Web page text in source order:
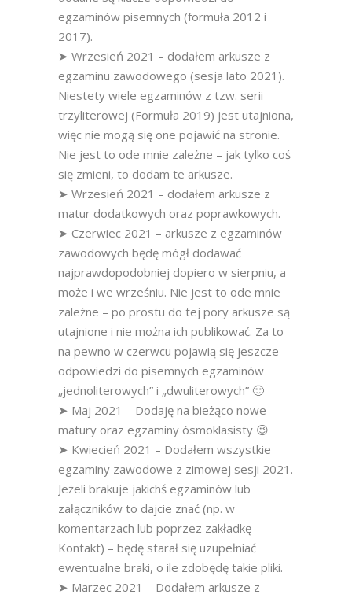
egzaminów pisemnych (formuła 2012 i
2017).
➤ Wrzesień 2021 – dodałem arkusze z
egzaminu zawodowego (sesja lato 2021).
Niestety wiele egzaminów z tzw. serii
trzyliterowej (Formuła 2019) jest utajniona,
więc nie mogą się one pojawić na stronie.
Nie jest to ode mnie zależne – jak tylko coś
się zmieni, to dodam te arkusze.
➤ Wrzesień 2021 – dodałem arkusze z
matur dodatkowych oraz poprawkowych.
➤ Czerwiec 2021 – arkusze z egzaminów
zawodowych będę mógł dodawać
najprawdopodobniej dopiero w sierpniu, a
może i we wrześniu. Nie jest to ode mnie
zależne – po prostu do tej pory arkusze są
utajnione i nie można ich publikować. Za to
na pewno w czerwcu pojawią się jeszcze
odpowiedzi do pisemnych egzaminów
„jednoliterowych” i „dwuliterowych” 🙂
➤ Maj 2021 – Dodaję na bieżąco nowe
matury oraz egzaminy ósmoklasisty 😉
➤ Kwiecień 2021 – Dodałem wszystkie
egzaminy zawodowe z zimowej sesji 2021.
Jeżeli brakuje jakichś egzaminów lub
załączników to dajcie znać (np. w
komentarzach lub poprzez zakładkę
Kontakt) – będę starał się uzupełniać
ewentualne braki, o ile zdobędę takie pliki.
➤ Marzec 2021 – Dodałem arkusze z